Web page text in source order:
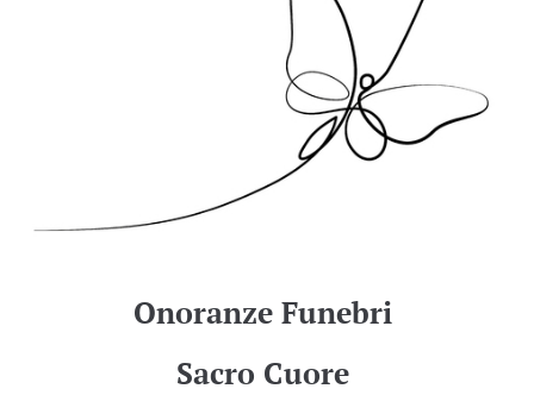
Onoranze Funebri
Sacro Cuore